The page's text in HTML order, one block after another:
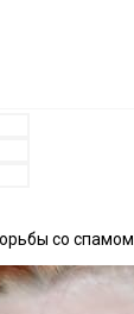
со спамом.